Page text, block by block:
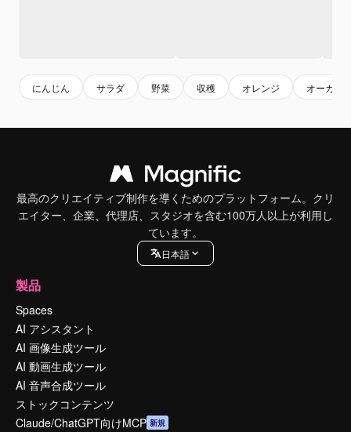
にんじん サラダ 野菜 収穫 オレンジ オーガニ
最高のクリエイティブ制作を導くためのプラットフォーム。クリ
エイター、企業、代理店、スタジオを含む100万人以上が利用し
ています。
日本語
製品
Spaces
AI アシスタント
AI 画像生成ツール
AI 動画生成ツール
AI 音声合成ツール
ストックコンテンツ
Claude/ChatGPT向けMCP 新規